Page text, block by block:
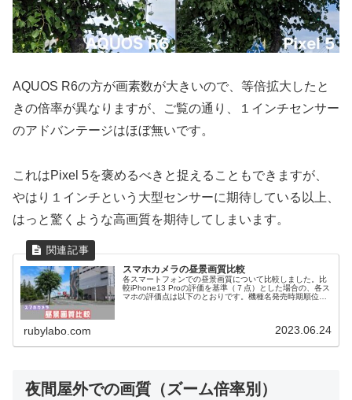
AQUOS R6の方が画素数が大きいので、等倍拡大したと
きの倍率が異なりますが、ご覧の通り、１インチセンサー
のアドバンテージはほぼ無いです。
これはPixel 5を褒めるべきと捉えることもできますが、
やはり１インチという大型センサーに期待している以上、
はっと驚くような高画質を期待してしまいます。
スマホカメラの昼景画質比較
各スマートフォンでの昼景画質について比較しました。比
較iPhone13 Proの評価を基準（７点）とした場合の、各ス
マホの評価点は以下のとおりです。機種名発売時期順位評
rubylabo.com 2023.06.24
夜間屋外での画質（ズーム倍率別）